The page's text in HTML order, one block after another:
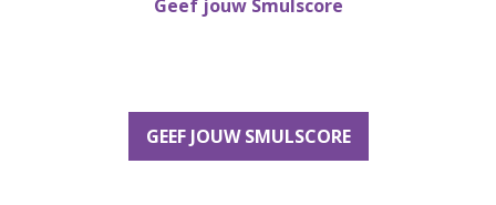
Geef jouw Smulscore
GEEF JOUW SMULSCORE